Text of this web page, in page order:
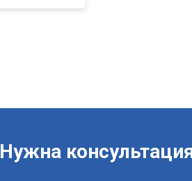
Нужна